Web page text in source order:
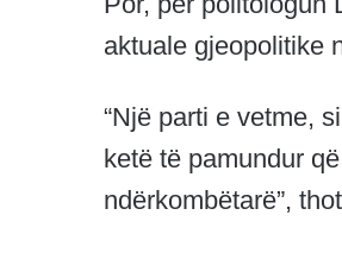
aktuale gjeopolitike
“Një parti e vetme,
ketë të pamundur
ndërkombëtarë”,